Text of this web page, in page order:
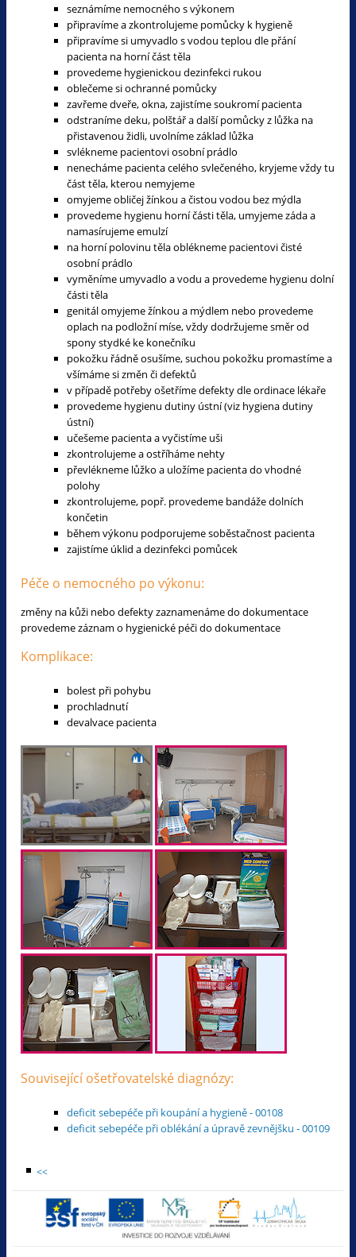
seznámíme nemocného s výkonem
připravíme a zkontrolujeme pomůcky k hygieně
připravíme si umyvadlo s vodou teplou dle přání
pacienta na horní část těla
provedeme hygienickou dezinfekci rukou
oblečeme si ochranné pomůcky
zavřeme dveře, okna, zajistíme soukromí pacienta
odstraníme deku, polštář a další pomůcky z lůžka na
přistavenou židli, uvolníme základ lůžka
svlékneme pacientovi osobní prádlo
nenecháme pacienta celého svlečeného, kryjeme vždy tu
část těla, kterou nemyjeme
omyjeme obličej žínkou a čistou vodou bez mýdla
provedeme hygienu horní části těla, umyjeme záda a
namasírujeme emulzí
na horní polovinu těla oblékneme pacientovi čisté
osobní prádlo
vyměníme umyvadlo a vodu a provedeme hygienu dolní
části těla
genitál omyjeme žínkou a mýdlem nebo provedeme
oplach na podložní míse, vždy dodržujeme směr od
spony stydké ke konečníku
pokožku řádně osušíme, suchou pokožku promastíme a
všímáme si změn či defektů
v případě potřeby ošetříme defekty dle ordinace lékaře
provedeme hygienu dutiny ústní (viz hygiena dutiny
ústní)
učešeme pacienta a vyčistíme uši
zkontrolujeme a ostříháme nehty
převlékneme lůžko a uložíme pacienta do vhodné
polohy
zkontrolujeme, popř. provedeme bandáže dolních
končetin
během výkonu podporujeme soběstačnost pacienta
zajistíme úklid a dezinfekci pomůcek
Péče o nemocného po výkonu:
změny na kůži nebo defekty zaznamenáme do dokumentace
provedeme záznam o hygienické péči do dokumentace
Komplikace:
bolest při pohybu
prochladnutí
devalvace pacienta
Související ošetřovatelské diagnózy:
deficit sebepéče při koupání a hygieně - 00108
deficit sebepéče při oblékání a úpravě zevnějšku - 00109
<<